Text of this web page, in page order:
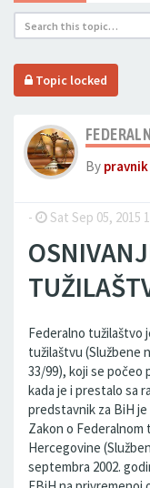
Topic locked
By pravnik
- Sat Sep 05, 2015
Federalno tužilaštvo
tužilaštvu (Službene
33/99), koji se počeo
kada je i prestalo sa
predstavnik za BiH je
Zakon o Federalnom
Hercegovine
septembra 2002.